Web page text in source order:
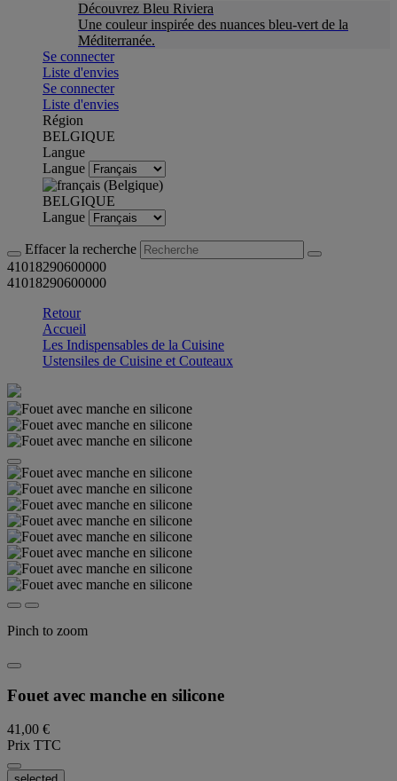
Découvrez Bleu Riviera
Une couleur inspirée des nuances bleu-vert de la
Méditerranée.
Se connecter
Liste d'envies
Se connecter
Liste d'envies
Région
BELGIQUE
Langue
Langue
BELGIQUE
Langue
Effacer la recherche
41018290600000
41018290600000
Retour
Accueil
Les Indispensables de la Cuisine
Ustensiles de Cuisine et Couteaux
Pinch to zoom
Fouet avec manche en silicone
41,00 €
Prix TTC